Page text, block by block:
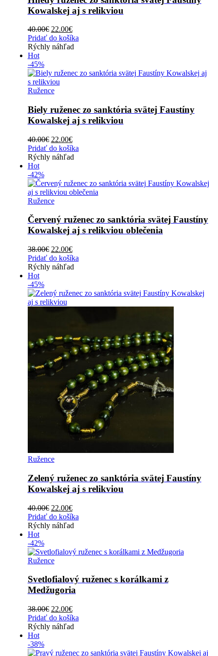
Kowalskej aj s relikviou
40.00€ Original
price
was:
22.00€Current
price
is:
Pridať do košíka
Rýchly náhľad
Hot
-45%
Ružence
Biely ruženec zo sanktória svätej Faustíny
Kowalskej aj s relikviou
40.00€ Original
price
was:
22.00€Current
price
is:
Pridať do košíka
Rýchly náhľad
Hot
-42%
Ružence
Červený ruženec zo sanktória svätej Faustíny
Kowalskej aj s relikviou oblečenia
38.00€ Original
price
was:
22.00€Current
price
is:
Pridať do košíka
Rýchly náhľad
Hot
-45%
Ružence
Zelený ruženec zo sanktória svätej Faustíny
Kowalskej aj s relikviou
40.00€ Original
price
was:
22.00€Current
price
is:
Pridať do košíka
Rýchly náhľad
Hot
-42%
Ružence
Svetlofialový ruženec s korálkami z
Medžugoria
38.00€ Original
price
was:
22.00€Current
price
is:
Pridať do košíka
Rýchly náhľad
Hot
-38%